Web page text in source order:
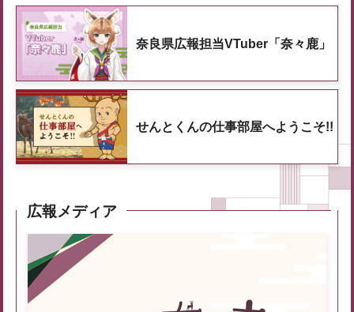
奈良県広報担当VTuber「奈々鹿」
せんとくんの仕事部屋へようこそ!!
広報メディア